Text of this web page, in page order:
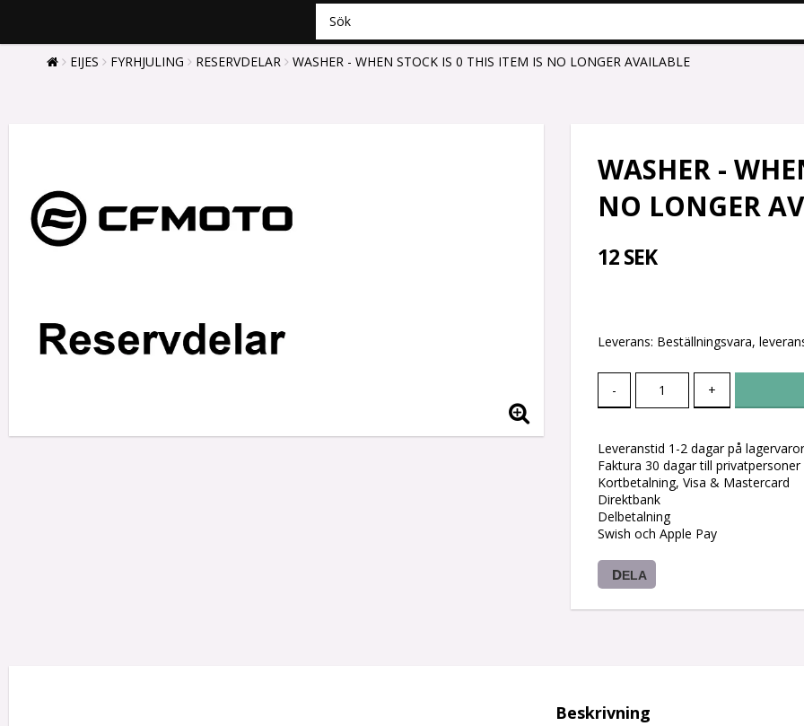
EIJES FYRHJULING RESERVDELAR WASHER - WHEN STOCK IS 0 THIS ITEM IS NO LONGER AVAILABLE
WASHER -
NO LONGER
12 SEK
Leverans: Beställningsvara,
- +
Leveranstid 1-2 dagar på lagervaror
Faktura 30 dagar till
Kortbetalning, Visa & Mastercard
Direktbank
Delbetalning
Swish och Apple Pay
DELA
Beskrivning